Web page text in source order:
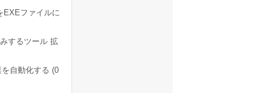
EXEファイルに
するツール 拡
自動化する (0